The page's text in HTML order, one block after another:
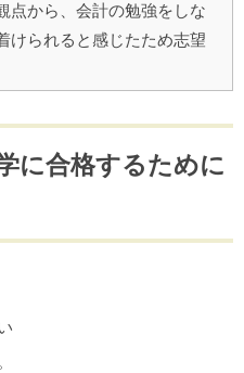
点から、会計の勉強をしな
けられると感じたため志望
に合格するために